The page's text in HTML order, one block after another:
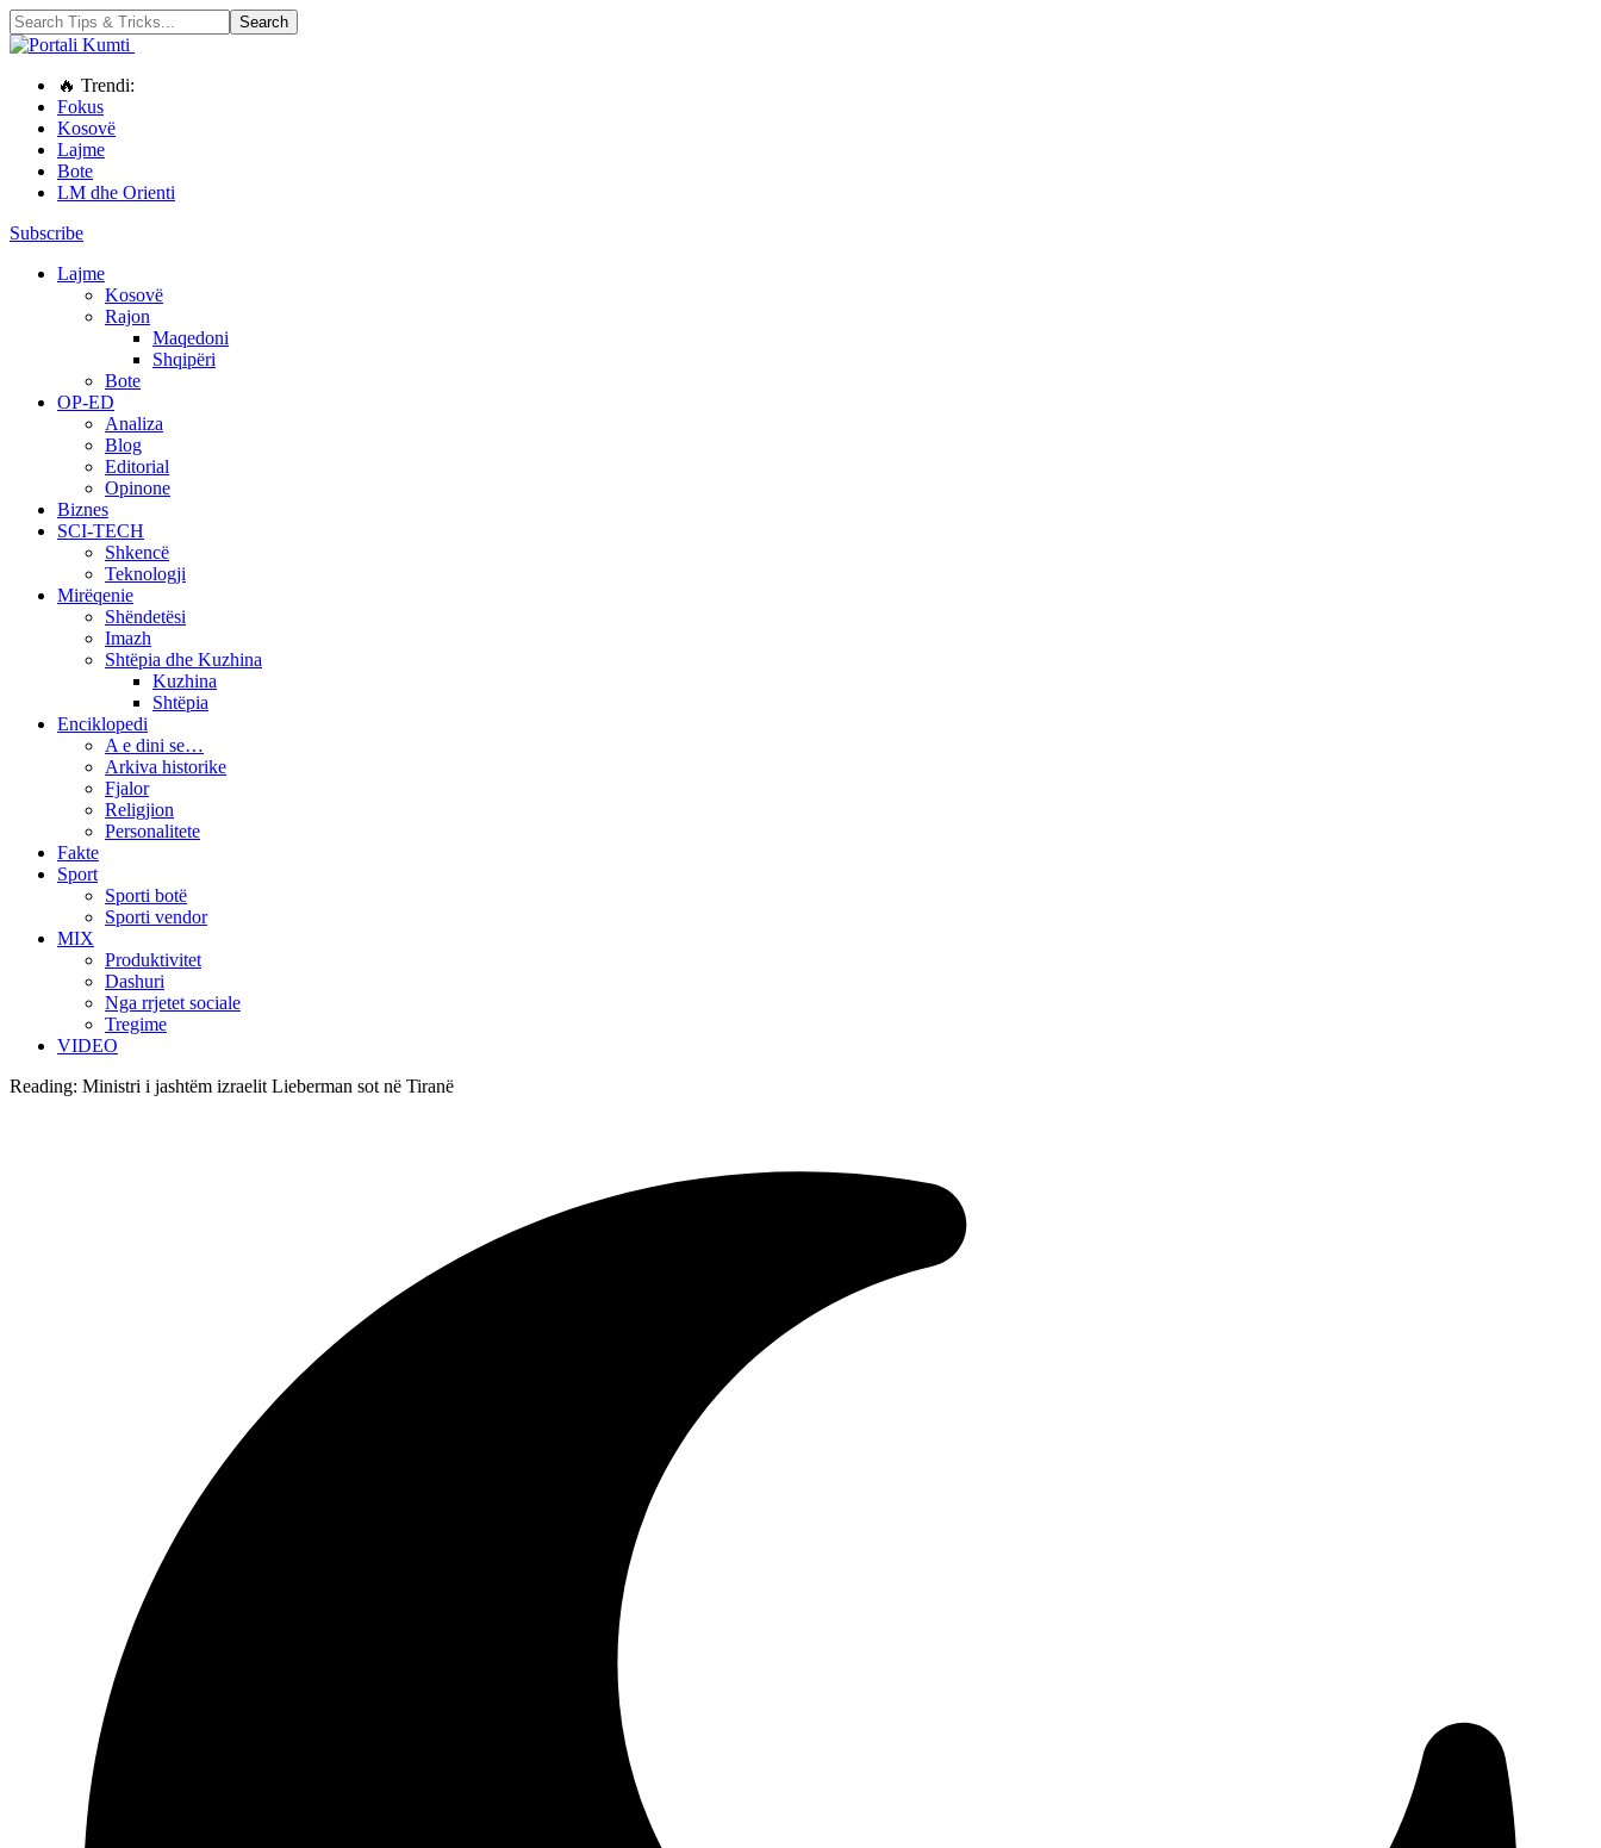
🔥 Trendi:
Fokus
Kosovë
Lajme
Bote
LM dhe Orienti
Subscribe
Lajme
Kosovë
Rajon
Maqedoni
Shqipëri
Bote
OP-ED
Analiza
Blog
Editorial
Opinone
Biznes
SCI-TECH
Shkencë
Teknologji
Mirëqenie
Shëndetësi
Imazh
Shtëpia dhe Kuzhina
Kuzhina
Shtëpia
Enciklopedi
A e dini se…
Arkiva historike
Fjalor
Religjion
Personalitete
Fakte
Sport
Sporti botë
Sporti vendor
MIX
Produktivitet
Dashuri
Nga rrjetet sociale
Tregime
VIDEO
Reading: Ministri i jashtëm izraelit Lieberman sot në Tiranë